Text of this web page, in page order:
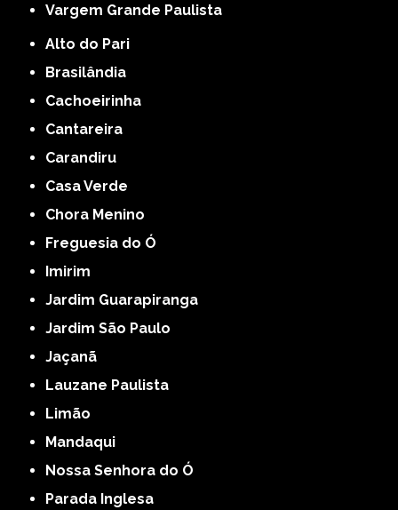
Vargem Grande Paulista
Alto do Pari
Brasilândia
Cachoeirinha
Cantareira
Carandiru
Casa Verde
Chora Menino
Freguesia do Ó
Imirim
Jardim Guarapiranga
Jardim São Paulo
Jaçanã
Lauzane Paulista
Limão
Mandaqui
Nossa Senhora do Ó
Parada Inglesa